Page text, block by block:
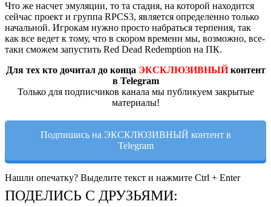
Что же насчет эмуляции, то та стадия, на которой находится
сейчас проект и группа RPCS3, является определенно только
начальной. Игрокам нужно просто набраться терпения, так
как все ведет к тому, что в скором времени мы, возможно, все-
таки сможем запустить Red Dead Redemption на ПК.
Для тех кто дочитал до конца ЭКСКЛЮЗИВНЫЙконтент
в Telegram
Только для подписчиков канала мы публикуем закрытые
материалы!
Подпишись на ЭКСКЛЮЗИВНЫЙ контент в
Telegram
Нашли опечатку? Выделите текст и нажмите Ctrl + Enter
ПОДЕЛИСЬ С ДРУЗЬЯМИ: